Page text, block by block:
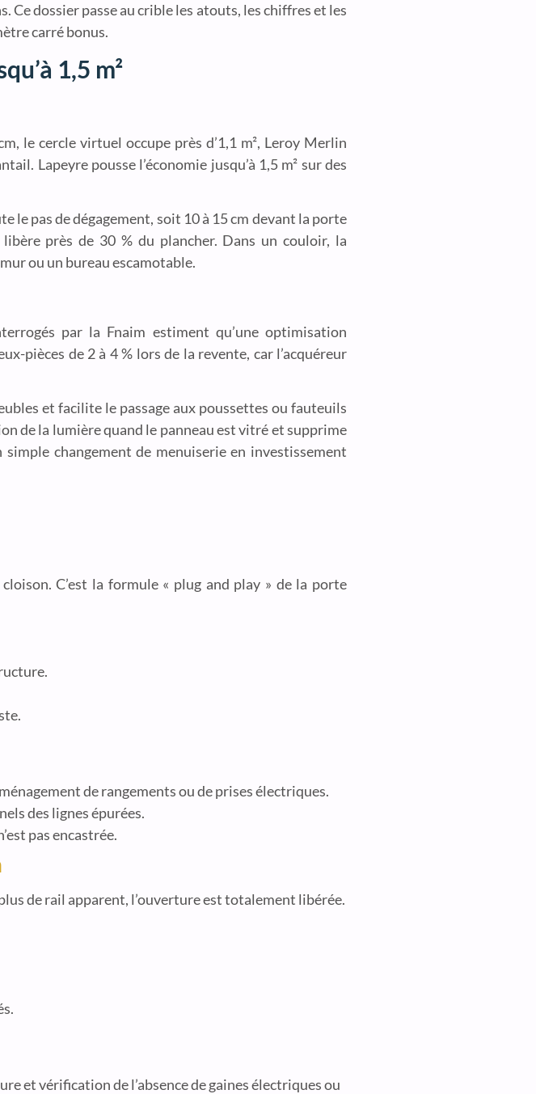
dossier passe au crible les atouts, les chiffres et les
carré bonus.
1,5 m²
le cercle virtuel occupe près d’1,1 m², Leroy Merlin
Lapeyre pousse l’économie jusqu’à 1,5 m² sur des
le pas de dégagement, soit 10 à 15 cm devant la porte
près de 30 % du plancher. Dans un couloir, la
ou un bureau escamotable.
par la Fnaim estiment qu’une optimisation
pièces de 2 à 4 % lors de la revente, car l’acquéreur
et facilite le passage aux poussettes ou fauteuils
de la lumière quand le panneau est vitré et supprime
changement de menuiserie en investissement
C’est la formule « plug and play » de la porte
de rangements ou de prises électriques.
des lignes épurées.
pas encastrée.
de rail apparent, l’ouverture est totalement libérée.
et vérification de l’absence de gaines électriques ou